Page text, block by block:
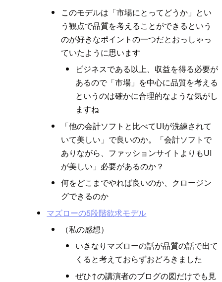
このモデルは「市場にとってどうか」とい
う観点で品質を考えることができるという
のが好きなポイントの一つだとおっしゃっ
ていたように思います
ビジネスである以上、収益を得る必要が
あるので「市場」を中心に品質を考える
というのは確かに合理的なような気がし
ますね
「他の会計ソフトと比べてUIが洗練されて
いて美しい」で良いのか。「会計ソフトで
ありながら、ファッションサイトよりもUI
が美しい」必要があるのか？
何をどこまでやれば良いのか、クロージン
グできるのか
マズローの5段階欲求モデル
（私の感想）
いきなりマズローの話が品質の話で出て
くると考えておらずおどろきました
ぜひ↑の講演者のブログの図だけでも見